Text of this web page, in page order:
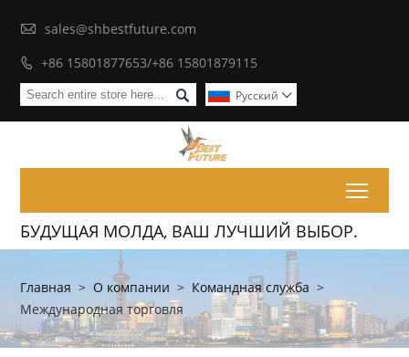
 sales@shbestfuture.com
 +86 15801877653/+86 15801879115
 Pусский 
БУДУЩАЯ МОЛДА, ВАШ ЛУЧШИЙ ВЫБОР.
Главная > О компании > Командная служба >
Международная торговля